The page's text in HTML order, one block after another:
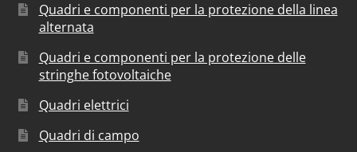
Quadri e componenti per la protezione della linea
alternata
Quadri e componenti per la protezione delle
stringhe fotovoltaiche
Quadri elettrici
Quadri di campo